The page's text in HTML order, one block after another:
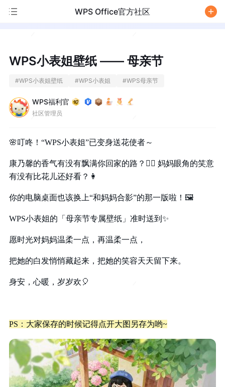
WPS Office官方社区
WPS小表姐壁纸 —— 母亲节
#WPS小表姐壁纸 #WPS小表姐 #WPS母亲节
WPS福利官
社区管理员
🌸叮咚！“WPS小表姐”已变身送花使者～
康乃馨的香气有没有飘满你回家的路？ 🚶‍♀️ 妈妈眼角的笑意
有没有比花儿还好看？ 👩
你的电脑桌面也该换上“和妈妈合影”的那一版啦！ 🖼️
WPS小表姐的「母亲节专属壁纸」准时送到 ✨
愿时光对妈妈温柔一点，再温柔一点，
把她的白发悄悄藏起来，把她的笑容天天留下来。
身安，心暖，岁岁欢 🎈
PS：大家保存的时候记得点开大图另存为哟~